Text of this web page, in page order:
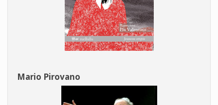
Mario Pirovano